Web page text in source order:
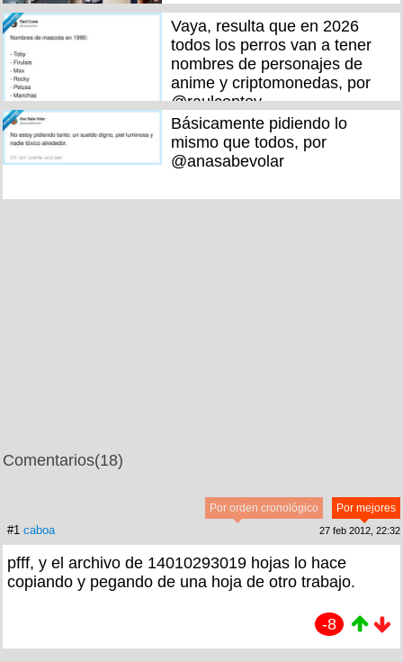
Vaya, resulta que en 2026
todos los perros van a tener
nombres de personajes de
anime y criptomonedas, por
@raulcontev
Básicamente pidiendo lo
mismo que todos, por
@anasabevolar
Comentarios(18)
Por mejores
Por orden cronológico
#1 caboa 27 feb 2012, 22:32
pfff, y el archivo de 14010293019 hojas lo hace
copiando y pegando de una hoja de otro trabajo.
-8